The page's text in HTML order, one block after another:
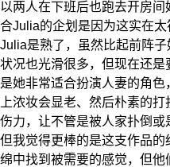
以两人在下班后也跑去开房
合Julia的企划是因为这实在太
Julia是熟了，虽然比起前阵
状况也光滑很多，但现在还
是她非常适合扮演人妻的角
上浓妆会显老、然后朴素的
伤力，让不管是被人家扑倒
但我觉得更棒的是这支作品
绵中找到被需要的感觉，但